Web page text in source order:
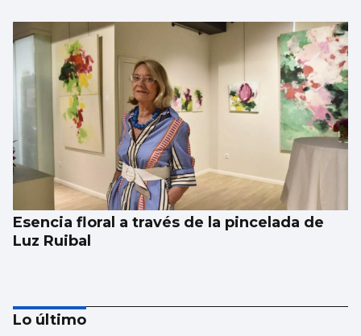
Esencia floral a través de la pincelada de
Luz Ruibal
Lo último